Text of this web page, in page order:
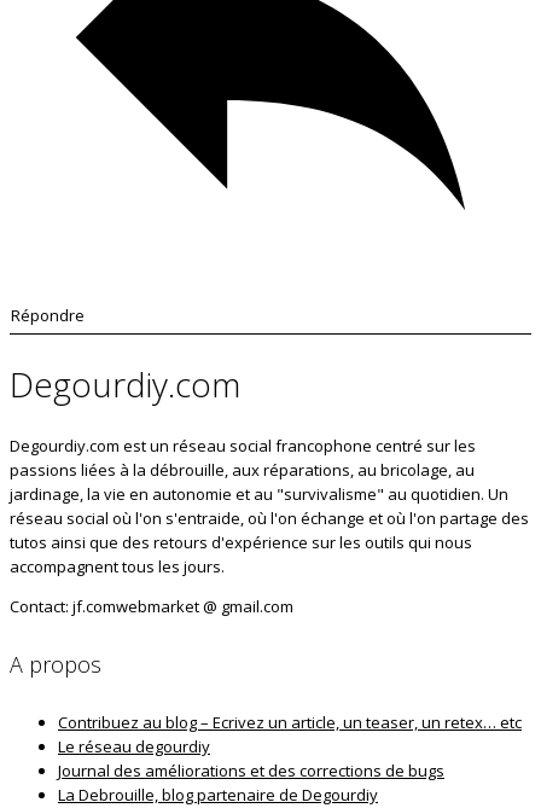
Répondre
Degourdiy.com
Degourdiy.com est un réseau social francophone centré sur les
passions liées à la débrouille, aux réparations, au bricolage, au
jardinage, la vie en autonomie et au "survivalisme" au quotidien. Un
réseau social où l'on s'entraide, où l'on échange et où l'on partage des
tutos ainsi que des retours d'expérience sur les outils qui nous
accompagnent tous les jours.
Contact: jf.comwebmarket @ gmail.com
A propos
Contribuez au blog – Ecrivez un article, un teaser, un retex… etc
Le réseau degourdiy
Journal des améliorations et des corrections de bugs
La Debrouille, blog partenaire de Degourdiy